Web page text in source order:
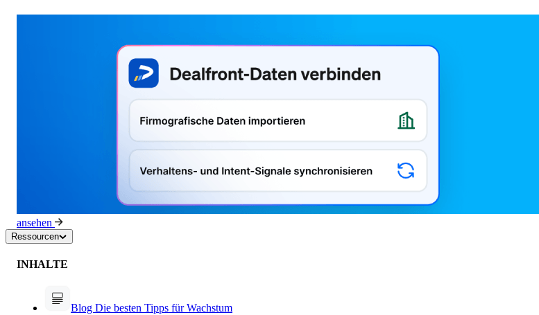
ansehen
Ressourcen
INHALTE
Blog Die besten Tipps für Wachstum